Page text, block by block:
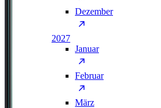
Dezember
2027
Januar
Februar
März